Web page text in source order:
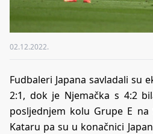
02.12.2022.
Fudbaleri Japana savladali su
2:1, dok je Njemačka s 4:2
posljednjem kolu Grupe E
Kataru pa su u konačnici